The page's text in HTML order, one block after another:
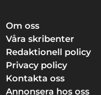
Om oss
Våra skribenter
Redaktionell policy
Privacy policy
Kontakta oss
Annonsera hos oss